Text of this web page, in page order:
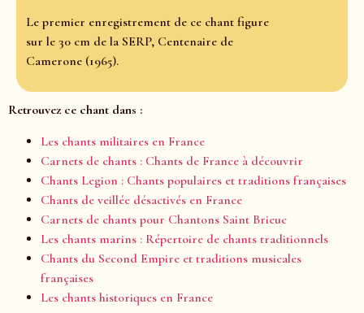
Le premier enregistrement de ce chant figure
sur le 30 cm de la SERP, Centenaire de
Camerone (1965).
Retrouvez ce chant dans :
Les chants militaires en France
Carnets de chants : Chants de France à découvrir
Chants Legion : Chants populaires et traditions françaises
Chants de veillée désactivés en France
Carnets de chants pour Chantons Saint Brieuc
Les chants marins : Répertoire de chants traditionnels
Chants du Second Empire et traditions musicales
françaises
Les chants historiques en France